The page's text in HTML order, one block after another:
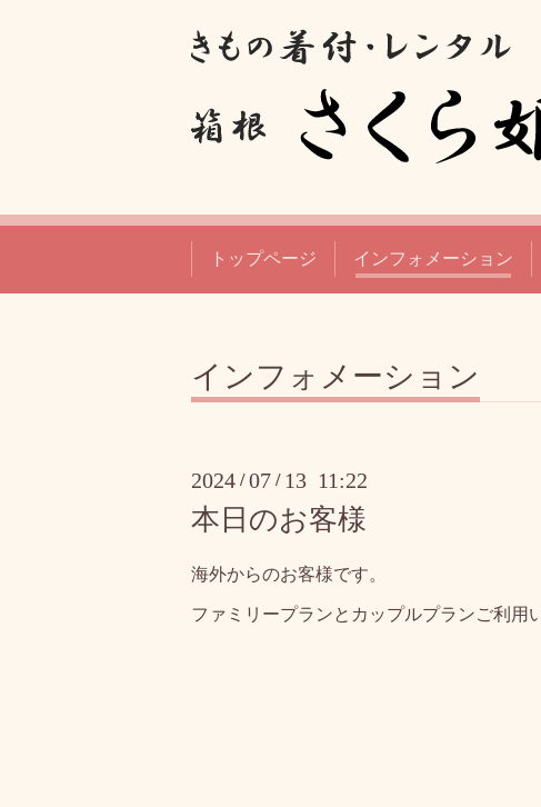
トップページ インフォメーション
インフォメーション
2024 /07 / 13 11:22
本日のお客様
海外からのお客様です。
ファミリープランとカップルプランご利用